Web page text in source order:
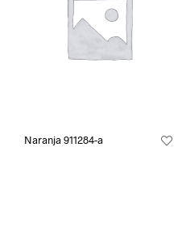
Naranja 911284-a